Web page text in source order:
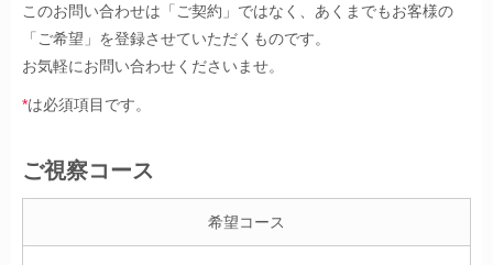
このお問い合わせは「ご契約」ではなく、あくまでもお客様の
「ご希望」を登録させていただくものです。
お気軽にお問い合わせくださいませ。
*は必須項目です。
ご視察コース
希望コース